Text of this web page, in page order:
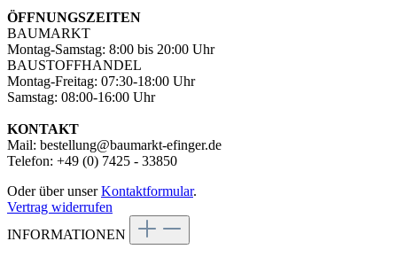
ÖFFNUNGSZEITEN
BAUMARKT
Montag-Samstag: 8:00 bis 20:00 Uhr
BAUSTOFFHANDEL
Montag-Freitag: 07:30-18:00 Uhr
Samstag: 08:00-16:00 Uhr
KONTAKT
Mail: bestellung@baumarkt-efinger.de
Telefon: +49 (0) 7425 - 33850
Oder über unserKontaktformular.
Vertrag widerrufen
INFORMATIONEN